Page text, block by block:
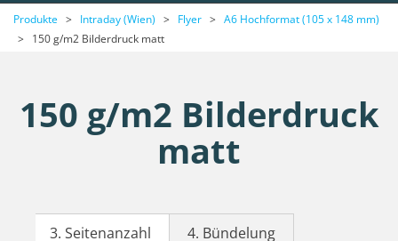
Produkte > Intraday (Wien) > Flyer > A6 Hochformat (105 x 148 mm)
>
150 g/m2 Bilderdruck matt
150 g/m2 Bilderdruck
matt
3. Seitenanzahl 4. Bündelung